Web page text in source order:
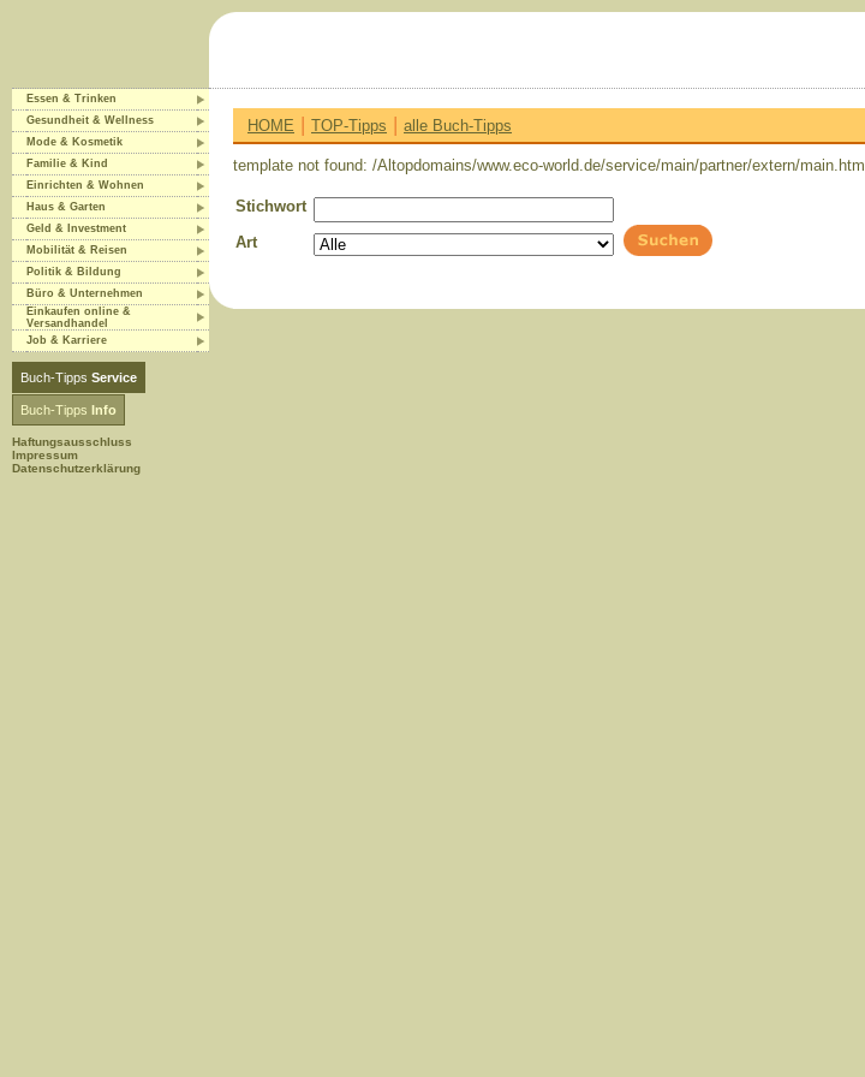
Essen & Trinken
Gesundheit & Wellness
Mode & Kosmetik
Familie & Kind
Einrichten & Wohnen
Haus & Garten
Geld & Investment
Mobilität & Reisen
Politik & Bildung
Büro & Unternehmen
Einkaufen online &
Versandhandel
Job & Karriere
Buch-Tipps Service
Buch-Tipps Info
Haftungsausschluss
Impressum
Datenschutzerklärung
HOME | TOP-Tipps | alle Buch-Tipps
template not found: /Altopdomains/www.eco-world.de/service/main/partner/extern/main.htm
Stichwort
Art